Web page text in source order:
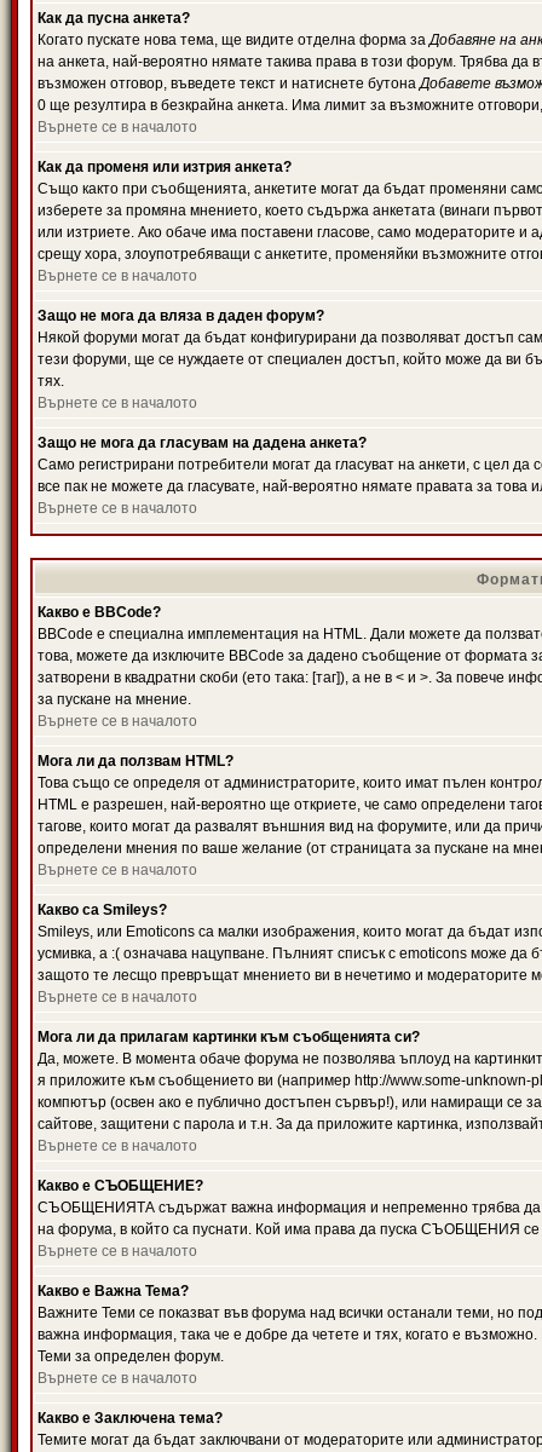
Как да пусна анкета?
Когато пускате нова тема, ще видите отделна форма заДобавяне на
на анкета, най-вероятно нямате такива права в този форум. Трябва да
възможен отговор, въведете текст и натиснете бутонаДобавете
0 ще резултира в безкрайна анкета. Има лимит за възможните
Върнете се в началото
Как да променя или изтрия анкета?
Също както при съобщенията, анкетите могат да бъдат променяни
изберете за промяна мнението, което съдържа анкетата (винаги
или изтриете. Ако обаче има поставени гласове, само модераторите и
срещу хора, злоупотребяващи с анкетите, променяйки възможните
Върнете се в началото
Защо не мога да вляза в даден форум?
Някой форуми могат да бъдат конфигурирани да позволяват достъп
тези форуми, ще се нуждаете от специален достъп, който може да ви
тях.
Върнете се в началото
Защо не мога да гласувам на дадена анкета?
Само регистрирани потребители могат да гласуват на анкети, с цел
все пак не можете да гласувате, най-вероятно нямате правата за това
Върнете се в началото
Какво е BBCode?
BBCode е специална имплементация на HTML. Дали можете да
това, можете да изключите BBCode за дадено съобщение от формата
затворени в квадратни скоби (ето така: [таг]), а не в < и >. За повече
за пускане на мнение.
Върнете се в началото
Мога ли да ползвам HTML?
Това също се определя от администраторите, които имат пълен
HTML е разрешен, най-вероятно ще откриете, че само определени
тагове, които могат да развалят външния вид на форумите, или да
определени мнения по ваше желание (от страницата за пускане на
Върнете се в началото
Какво са Smileys?
Smileys, или Emoticons са малки изображения, които могат да бъдат
усмивка, а :( означава нацупване. Пълният списък с emoticons може да
защото те лесщо превръщат мнението ви в нечетимо и модераторите
Върнете се в началото
Мога ли да прилагам картинки към съобщенията си?
Да, можете. В момента обаче форума не позволява ъплоуд на
я приложите към съобщението ви (например http://www.some-
компютър (освен ако е публично достъпен сървър!), или намиращи се
сайтове, защитени с парола и т.н. За да приложите картинка,
Върнете се в началото
Какво е СЪОБЩЕНИЕ?
СЪОБЩЕНИЯТА съдържат важна информация и непременно трябва да
на форума, в който са пуснати. Кой има права да пуска СЪОБЩЕНИЯ се
Върнете се в началото
Какво е Важна Тема?
Важните Теми се показват във форума над всички останали теми,
важна информация, така че е добре да четете и тях, когато е
Теми за определен форум.
Върнете се в началото
Какво е Заключена тема?
Темите могат да бъдат заключвани от модераторите или